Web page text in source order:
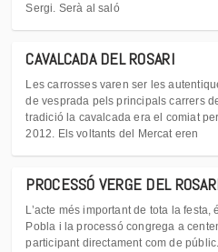
Sergi. Serà al saló
CAVALCADA DEL ROSARI
Les carrosses varen ser les
de vesprada pels principals carrers
tradició la cavalcada era el comiat
2012. Els voltants del Mercat eren
PROCESSÓ VERGE DEL
L’acte més important de tota la
Pobla i la processó congrega a
participant directament com de